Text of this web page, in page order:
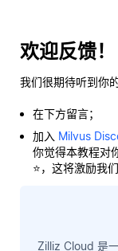
欢迎反馈！
我们很期待听到你
在下方留言；
加入 Milvus
你觉得本教程对
⭐，这将激励我
Zilliz Cloud 是